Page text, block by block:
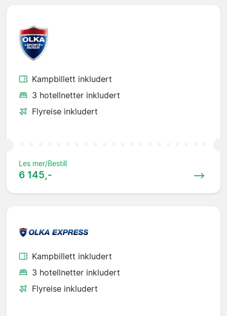
Kampbillett inkludert
3 hotellnetter inkludert
Flyreise inkludert
Les mer/Bestill
6 145,-
Kampbillett inkludert
3 hotellnetter inkludert
Flyreise inkludert